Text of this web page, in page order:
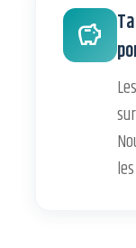
savings